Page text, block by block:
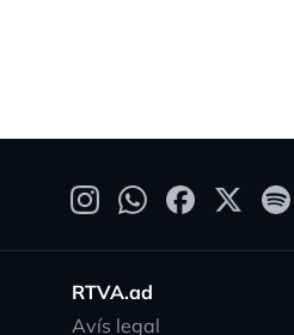
RTVA.ad
Avís legal